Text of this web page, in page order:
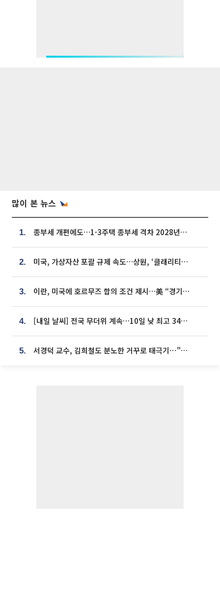
많이 본 뉴스
1. 종부세 개편에도…1·3주택 종부세 격차 2028년부터 확대
2. 미국, 가상자산 포괄 규제 속도…상원, ‘클래리티법’ 9월 절차투표 추진
3. 이란, 미국에 호르무즈 합의 조건 제시…美 “경기 아직 안 끝나” [종합]
4. [내일 날씨] 전국 무더위 계속…10일 낮 최고 34도 육박
5. 서경덕 교수, 김희철도 분노한 거꾸로 태극기⋯"엉터리는 아냐, 아쉬울 뿐"